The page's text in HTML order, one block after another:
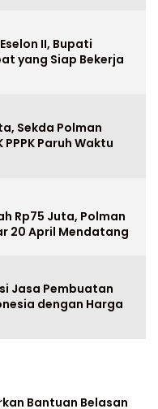
II, Bupati
yang Siap Bekerja
Sekda Polman
PPPK Paruh Waktu
Rp75 Juta, Polman
20 April Mendatang
Jasa Pembuatan
dengan Harga
Bantuan Belasan